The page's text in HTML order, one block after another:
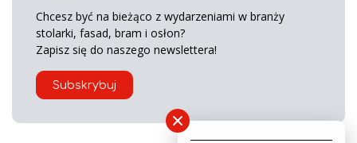
Chcesz być na bieżąco z wydarzeniami w branży
stolarki, fasad, bram i osłon?
Zapisz się do naszego newslettera!
Subskrybuj
×